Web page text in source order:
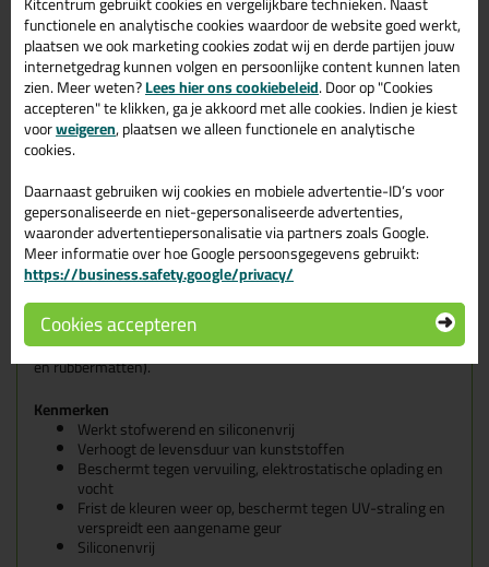
Zwaluw Cockpit spray
Zwaluw Cockpit Spray met sinaasappelgeur reinigt en beschermt
dashboards, rubber, kunststof, hout, leer en synthetische stoffen
in het auto-interieur en zorgt voor een mooie glans (bijv. cockpits,
rubberen matten en vinyl daken). Door de speciale actieve stoffen
product is siliconenvrij.
Wanneer gebruik je de Zwaluw Cockpit Spray?
Zwaluw Cockpit Spray kan worden toegepast om de cockpit van
auto's, vrachtwagens, treinen, boten, enz. te reinigen en te laten
glanzen.
Maakt schoon, laat weer glimmen en conserveert
kunststofoppervlakken, rubber-, plastic-, hout-, leer- en
kunststofdelen in auto's (bijv. cockpit, dashboard, vinyl-plafonds
en rubbermatten).
Kenmerken
Werkt stofwerend en siliconenvrij
Verhoogt de levensduur van kunststoffen
Beschermt tegen vervuiling, elektrostatische oplading en
vocht
Frist de kleuren weer op, beschermt tegen UV-straling en
verspreidt een aangename geur
Siliconenvrij
functionele en analytische cookies waardoor de website goed werkt,
plaatsen we ook marketing cookies zodat wij en derde partijen jouw
internetgedrag kunnen volgen en persoonlijke content kunnen laten
zien. Meer weten?Lees hier ons cookiebeleid. Door op "Cookies
accepteren" te klikken, ga je akkoord met alle cookies. Indien je kiest
voorweigeren, plaatsen we alleen functionele en analytische
cookies.
Daarnaast gebruiken wij cookies en mobiele advertentie-ID’s voor
gepersonaliseerde en niet-gepersonaliseerde advertenties,
waaronder advertentiepersonalisatie via partners zoals Google.
Meer informatie over hoe Google persoonsgegevens gebruikt:
https://business.safety.google/privacy/
Cookies accepteren